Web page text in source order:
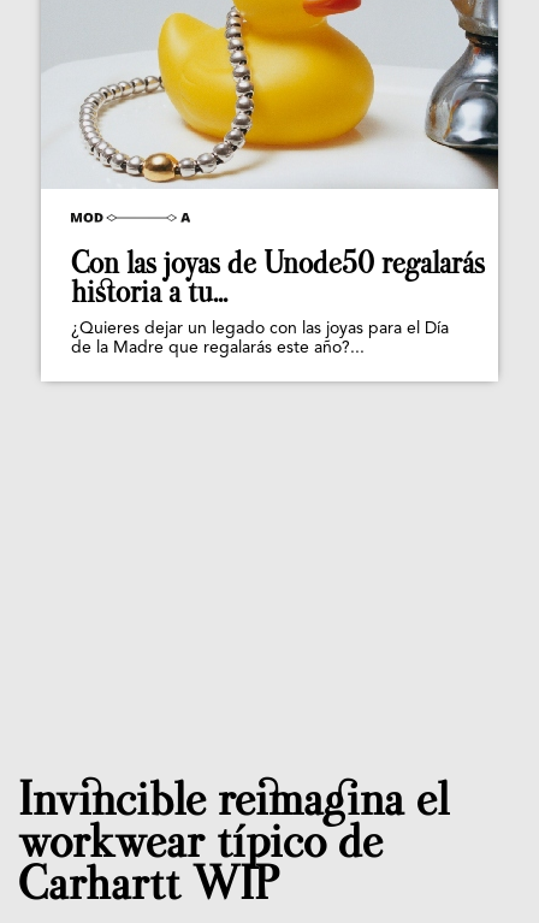
Con las joyas de Unode50 regalarás
historia a tu...
¿Quieres dejar un legado con las joyas para el Día
de la Madre que regalarás este año?...
Invincible reimagina el
workwear típico de
Carhartt WIP